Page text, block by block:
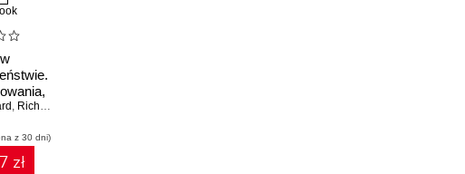
, Richard Seiersen
z 30 dni)
zł